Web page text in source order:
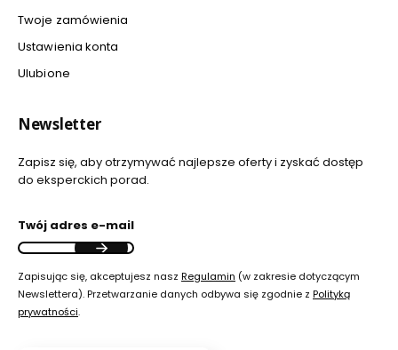
Twoje zamówienia
Ustawienia konta
Ulubione
Newsletter
Zapisz się, aby otrzymywać najlepsze oferty i zyskać dostęp
do eksperckich porad.
Twój adres e-mail
Zapisując się, akceptujesz nasz Regulamin (w zakresie dotyczącym
Newslettera). Przetwarzanie danych odbywa się zgodnie z Polityką
prywatności.